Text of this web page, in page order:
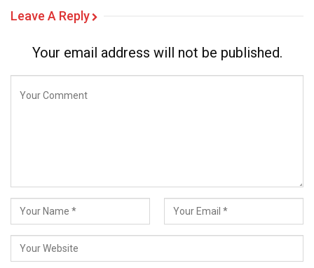
Leave A Reply
Your email address will not be published.